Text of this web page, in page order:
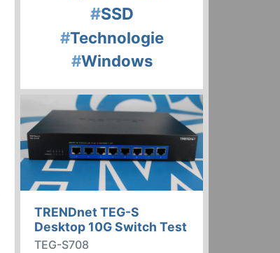
#SSD
#Technologie
#Windows
TRENDnet TEG-S
Desktop 10G Switch Test
TEG-S708